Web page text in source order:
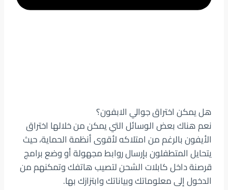
هل يمكن اختراق جوالي الابفون؟
نعم هناك بعض الوسائل التي يمكن من خلالها اختراق
الأيفون بالرغم من امتلاكه لأقوى أنظمة الحماية، حيث
يتحايل المتطفلون بإرسال روابط مجهولة أو وضع برامج
قرصنة داخل كابلات الشحن لتصيب هاتفك وتمكنهم من
الدخول إلى معلوماتك وبياناتك وابتزازك بها.